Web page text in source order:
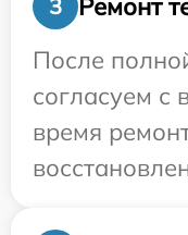
3
Ремонт
После
согласуем с
время